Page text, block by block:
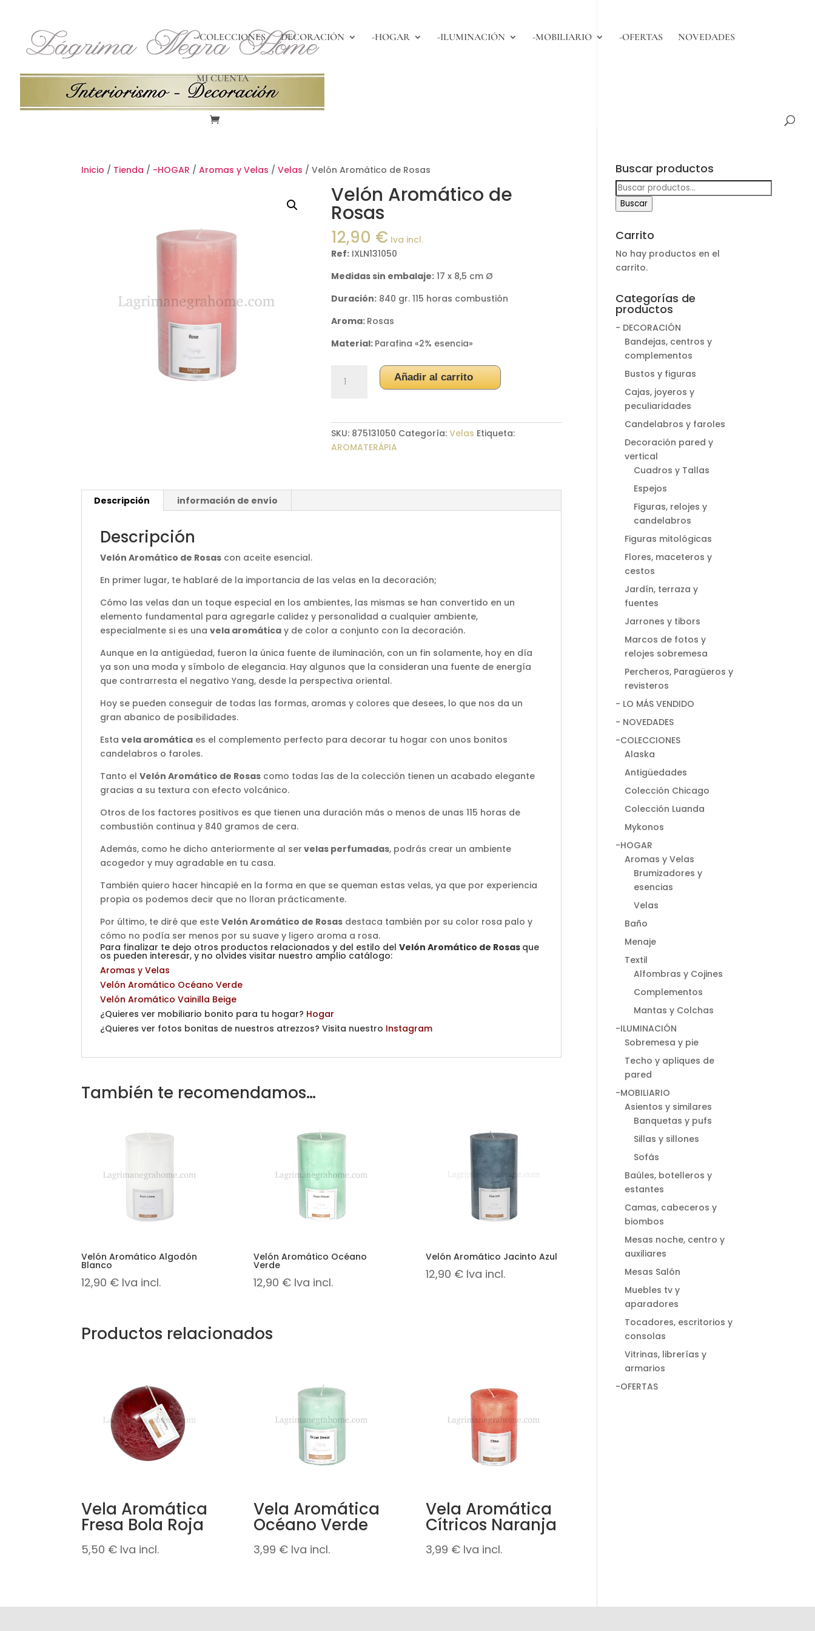
-COLECCIONES DECORACIÓN -HOGAR -ILUMINACIÓN -MOBILIARIO -OFERTAS NOVEDADES
MI CUENTA
Inicio / Tienda / -HOGAR /Aromas y Velas /Velas / Velón Aromático de Rosas
Velón Aromático de
Rosas
12,90 € Iva incl.
Ref: IXLN131050
Medidas sin embalaje: 17 x 8,5 cm Ø
Duración: 840 gr. 115 horas combustión
Aroma: Rosas
Material: Parafina «2% esencia»
Aromático
cantidad
Añadir al carrito
SKU: 875131050 Categoría:Velas Etiqueta:
AROMATERÁPIA
Descripción información de envío
Descripción
Velón Aromático de Rosas con aceite esencial.
En primer lugar, te hablaré de la importancia de las velas en la decoración;
Cómo las velas dan un toque especial en los ambientes, las mismas se han convertido en un
elemento fundamental para agregarle calidez y personalidad a cualquier ambiente,
especialmente si es unavela aromática y de color a conjunto con la decoración.
Aunque en la antigüedad, fueron la única fuente de iluminación, con un fin solamente, hoy en día
ya son una moda y símbolo de elegancia. Hay algunos que la consideran una fuente de energía
que contrarresta el negativo Yang, desde la perspectiva oriental.
Hoy se pueden conseguir de todas las formas, aromas y colores que desees, lo que nos da un
gran abanico de posibilidades.
Estavela aromática es el complemento perfecto para decorar tu hogar con unos bonitos
candelabros o faroles.
Tanto elVelón Aromático de Rosas como todas las de la colección tienen un acabado elegante
gracias a su textura con efecto volcánico.
Otros de los factores positivos es que tienen una duración más o menos de unas 115 horas de
combustión continua y 840 gramos de cera.
Además, como he dicho anteriormente al ser velas perfumadas, podrás crear un ambiente
acogedor y muy agradable en tu casa.
También quiero hacer hincapié en la forma en que se queman estas velas, ya que por experiencia
propia os podemos decir que no lloran prácticamente.
Por último, te diré que esteVelón Aromático de Rosas destaca también por su color rosa palo y
cómo no podía ser menos por su suave y ligero aroma a rosa.
Para finalizar te dejo otros productos relacionados y del estilo delVelón Aromático de Rosas que
os pueden interesar, y no olvides visitar nuestro amplio catálogo:
Aromas y Velas
Velón Aromático Océano Verde
Velón Aromático Vainilla Beige
¿Quieres ver mobiliario bonito para tu hogar? Hogar
¿Quieres ver fotos bonitas de nuestros atrezzos? Visita nuestro Instagram
También te recomendamos…
Velón Aromático Algodón
Blanco
12,90 € Iva incl.
Velón Aromático Océano
Verde
12,90 € Iva incl.
Velón Aromático Jacinto Azul
12,90 € Iva incl.
Productos relacionados
Vela Aromática
Fresa Bola Roja
5,50 € Iva incl.
Vela Aromática
Océano Verde
3,99 € Iva incl.
Vela Aromática
Cítricos Naranja
3,99 € Iva incl.
Buscar productos
Buscar
por:
Buscar
Carrito
No hay productos en el
carrito.
Categorías de
productos
- DECORACIÓN
Bandejas, centros y
complementos
Bustos y figuras
Cajas, joyeros y
peculiaridades
Candelabros y faroles
Decoración pared y
vertical
Cuadros y Tallas
Espejos
Figuras, relojes y
candelabros
Figuras mitológicas
Flores, maceteros y
cestos
Jardín, terraza y
fuentes
Jarrones y tibors
Marcos de fotos y
relojes sobremesa
Percheros, Paragüeros y
revisteros
- LO MÁS VENDIDO
- NOVEDADES
-COLECCIONES
Alaska
Antigüedades
Colección Chicago
Colección Luanda
Mykonos
-HOGAR
Aromas y Velas
Brumizadores y
esencias
Velas
Baño
Menaje
Textil
Alfombras y Cojines
Complementos
Mantas y Colchas
-ILUMINACIÓN
Sobremesa y pie
Techo y apliques de
pared
-MOBILIARIO
Asientos y similares
Banquetas y pufs
Sillas y sillones
Sofás
Baúles, botelleros y
estantes
Camas, cabeceros y
biombos
Mesas noche, centro y
auxiliares
Mesas Salón
Muebles tv y
aparadores
Tocadores, escritorios y
consolas
Vitrinas, librerías y
armarios
-OFERTAS